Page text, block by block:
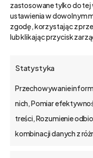
zastosowane tylko do tej
ustawienia w dowolnym
zgodę, korzystając z
lub klikając przycisk
Statystyka
Przechowywanie
nich, Pomiar
treści, Rozumienie
kombinacji danych z
CRM
Jak dawniej
pokolenie
biznesowych